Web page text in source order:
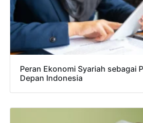
Peran Ekonomi Syariah sebagai
Depan Indonesia